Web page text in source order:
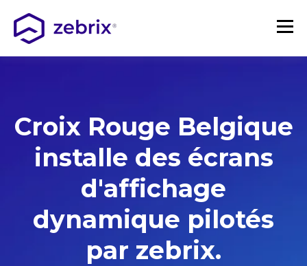
Croix Rouge Belgique
installe des écrans
d'affichage
dynamique pilotés
par zebrix.